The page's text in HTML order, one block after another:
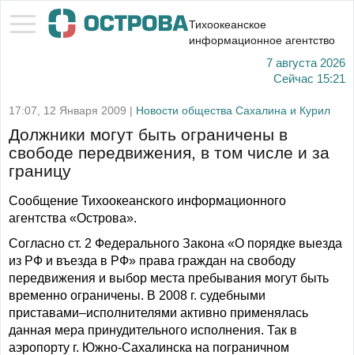
Тихоокеанское
информационное агентство
7 августа 2026
Сейчас 15:21
17:07, 12 Января 2009 | Новости общества Сахалина и Курил
Должники могут быть ограничены в
свободе передвижения, в том числе и за
границу
Сообщение Тихоокеанского информационного
агентства «Острова».
Согласно ст. 2 Федерального Закона «О порядке выезда
из РФ и въезда в РФ» права граждан на свободу
передвижения и выбор места пребывания могут быть
временно ограничены. В 2008 г. судебными
приставами–исполнителями активно применялась
данная мера принудительного исполнения. Так в
аэропорту г. Южно-Сахалинска на пограничном